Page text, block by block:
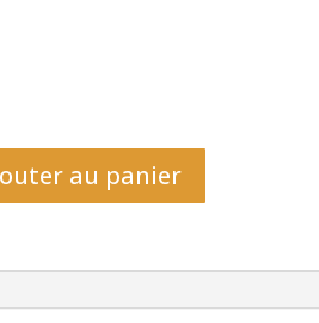
au panier